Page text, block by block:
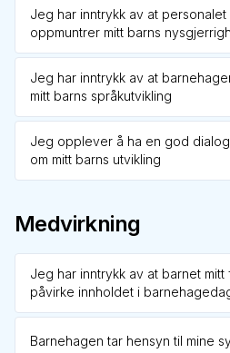
Jeg har inntrykk av at
oppmuntrer mitt barns
Jeg har inntrykk av at
mitt barns språkutvikling
Jeg opplever å ha en god
om mitt barns utvikling
Medvirkning
Jeg har inntrykk av at barnet
påvirke innholdet i
Barnehagen tar hensyn til mine